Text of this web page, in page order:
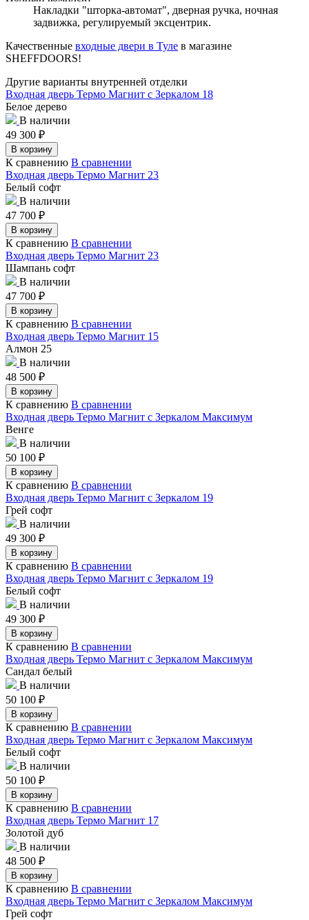
Накладки "шторка-автомат", дверная ручка, ночная
задвижка, регулируемый эксцентрик.
Качественные входные двери в Туле в магазине
SHEFFDOORS!
Другие варианты внутренней отделки
Входная дверь Термо Магнит с Зеркалом 18
Белое дерево
В наличии
49 300 ₽
В корзину
К сравнению В сравнении
Входная дверь Термо Магнит 23
Белый софт
В наличии
47 700 ₽
В корзину
К сравнению В сравнении
Входная дверь Термо Магнит 23
Шампань софт
В наличии
47 700 ₽
В корзину
К сравнению В сравнении
Входная дверь Термо Магнит 15
Алмон 25
В наличии
48 500 ₽
В корзину
К сравнению В сравнении
Входная дверь Термо Магнит с Зеркалом Максимум
Венге
В наличии
50 100 ₽
В корзину
К сравнению В сравнении
Входная дверь Термо Магнит с Зеркалом 19
Грей софт
В наличии
49 300 ₽
В корзину
К сравнению В сравнении
Входная дверь Термо Магнит с Зеркалом 19
Белый софт
В наличии
49 300 ₽
В корзину
К сравнению В сравнении
Входная дверь Термо Магнит с Зеркалом Максимум
Сандал белый
В наличии
50 100 ₽
В корзину
К сравнению В сравнении
Входная дверь Термо Магнит с Зеркалом Максимум
Белый софт
В наличии
50 100 ₽
В корзину
К сравнению В сравнении
Входная дверь Термо Магнит 17
Золотой дуб
В наличии
48 500 ₽
В корзину
К сравнению В сравнении
Входная дверь Термо Магнит с Зеркалом Максимум
Грей софт